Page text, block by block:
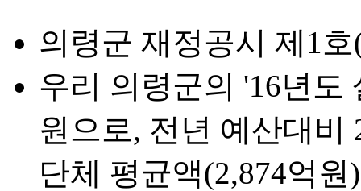
의령군 재정공시 제1호
우리 의령군의 '16년도
원으로, 전년 예산대비
단체 평균액(2,874억